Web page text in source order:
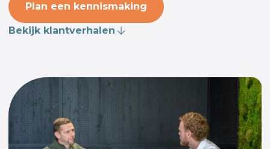
Plan een kennismaking
Bekijk klantverhalen